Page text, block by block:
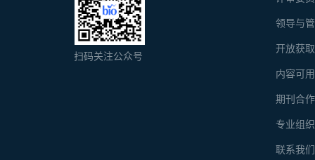
领导与
开放获
内容可
期刊合
专业组
联系我们
扫码关注公众号